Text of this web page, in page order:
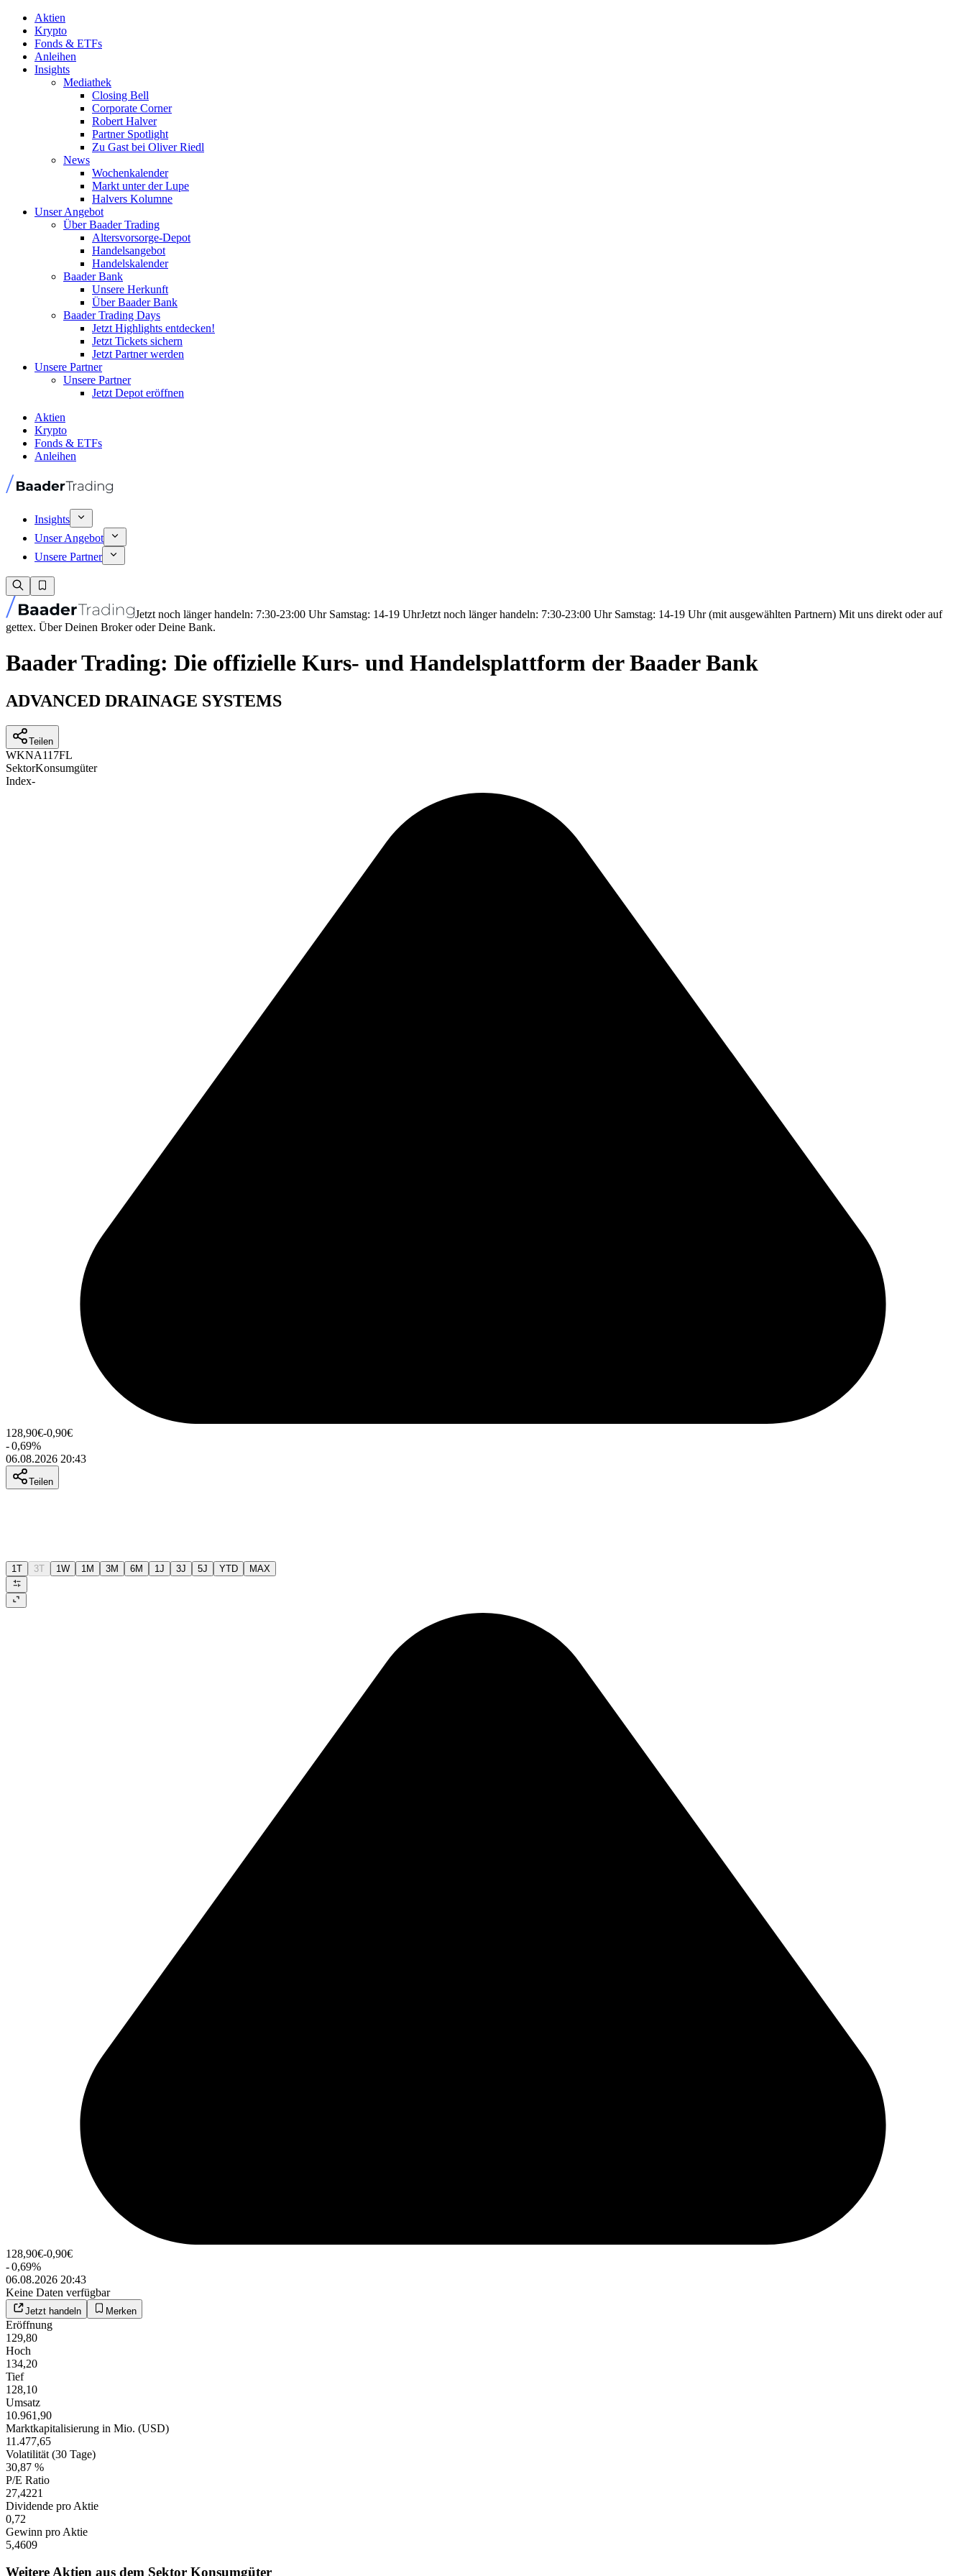
Aktien
Krypto
Fonds & ETFs
Anleihen
Insights
Mediathek
Closing Bell
Corporate Corner
Robert Halver
Partner Spotlight
Zu Gast bei Oliver Riedl
News
Wochenkalender
Markt unter der Lupe
Halvers Kolumne
Unser Angebot
Über Baader Trading
Altersvorsorge-Depot
Handelsangebot
Handelskalender
Baader Bank
Unsere Herkunft
Über Baader Bank
Baader Trading Days
Jetzt Highlights entdecken!
Jetzt Tickets sichern
Jetzt Partner werden
Unsere Partner
Unsere Partner
Jetzt Depot eröffnen
Aktien
Krypto
Fonds & ETFs
Anleihen
Insights
Unser Angebot
Unsere Partner
Jetzt noch länger handeln: 7:30-23:00 Uhr Samstag: 14-19 UhrJetzt noch länger handeln: 7:30-23:00 Uhr Samstag: 14-19 Uhr (mit ausgewählten Partnern) Mit uns direkt oder auf
gettex. Über Deinen Broker oder Deine Bank.
Baader Trading: Die offizielle Kurs- und Handelsplattform der Baader Bank
ADVANCED DRAINAGE SYSTEMS
Teilen
WKNA117FL
SektorKonsumgüter
Index-
128,90€-0,90€
-0,69%
06.08.2026 20:43
Teilen
1T 3T 1W 1M 3M 6M 1J 3J 5J YTD MAX
128,90€-0,90€
-0,69%
06.08.2026 20:43
Keine Daten verfügbar
Jetzt handeln Merken
Eröffnung
129,80
Hoch
134,20
Tief
128,10
Umsatz
10.961,90
Marktkapitalisierung in Mio. (USD)
11.477,65
Volatilität (30 Tage)
30,87 %
P/E Ratio
27,4221
Dividende pro Aktie
0,72
Gewinn pro Aktie
5,4609
Weitere Aktien aus dem Sektor Konsumgüter